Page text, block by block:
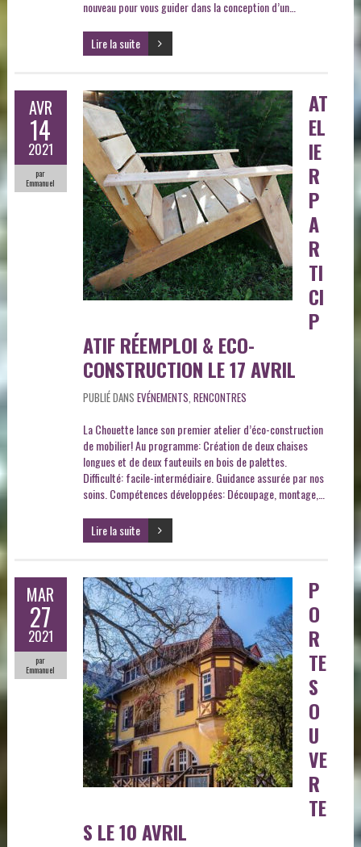
nouveau pour vous guider dans la conception d’un…
Lire la suite
AVR
14
2021
par
Emmanuel
AT
EL
IE
R
P
A
R
TI
CI
P
ATIF RÉEMPLOI & ECO-
CONSTRUCTION LE 17 AVRIL
PUBLIÉ DANS EVÉNEMENTS RENCONTRES
La Chouette lance son premier atelier d’éco-construction
de mobilier! Au programme: Création de deux chaises
longues et de deux fauteuils en bois de palettes.
Difficulté: facile-intermédiaire. Guidance assurée par nos
soins. Compétences développées: Découpage, montage,…
Lire la suite
MAR
27
2021
par
Emmanuel
P
O
R
TE
S
O
U
VE
R
TE
S LE 10 AVRIL